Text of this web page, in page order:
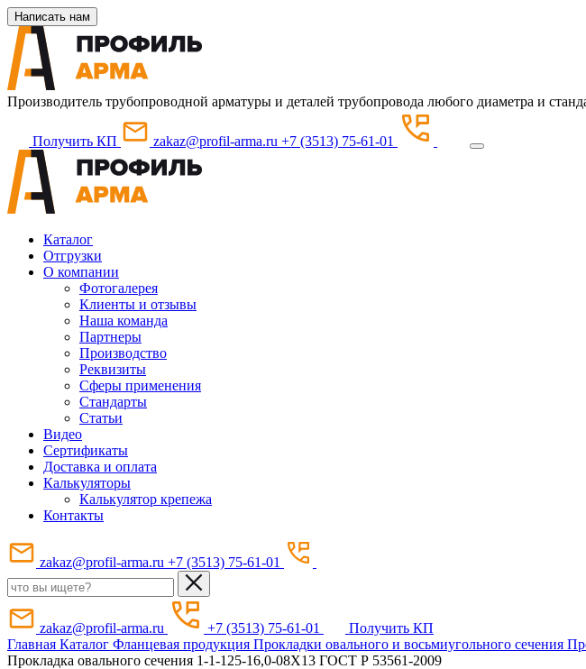
Написать нам
Производитель трубопроводной арматуры и деталей трубопровода любого диаметра и
Получить КП zakaz@profil-arma.ru +7 (3513) 75-61-01
Каталог
Отгрузки
О компании
Фотогалерея
Клиенты и отзывы
Наша команда
Партнеры
Производство
Реквизиты
Сферы применения
Стандарты
Статьи
Видео
Сертификаты
Доставка и оплата
Калькуляторы
Калькулятор крепежа
Контакты
zakaz@profil-arma.ru +7 (3513) 75-61-01
zakaz@profil-arma.ru +7 (3513) 75-61-01
Получить КП
Главная Каталог Фланцевая продукция Прокладки овального и восьмиугольного сечения
Прокладка овального сечения 1-1-125-16,0-08Х13 ГОСТ Р 53561-2009